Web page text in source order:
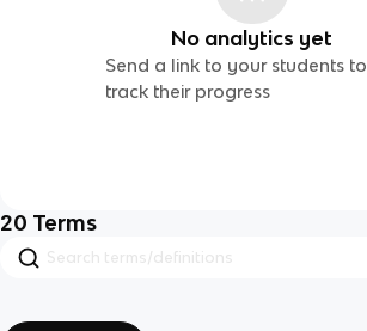
No analytics yet
Send a link to your students to
track their progress
20 Terms